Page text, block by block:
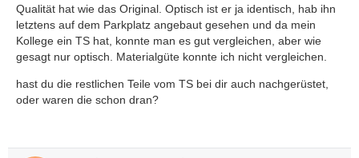
Qualität hat wie das Original. Optisch ist er ja identisch, hab ihn
letztens auf dem Parkplatz angebaut gesehen und da mein
Kollege ein TS hat, konnte man es gut vergleichen, aber wie
gesagt nur optisch. Materialgüte konnte ich nicht vergleichen.
hast du die restlichen Teile vom TS bei dir auch nachgerüstet,
oder waren die schon dran?